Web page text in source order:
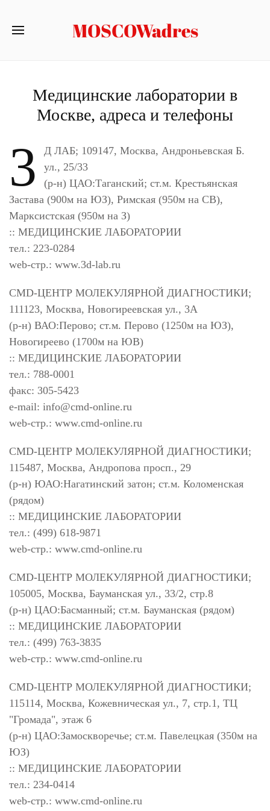
MOSCOWadres
Медицинские лаборатории в
Москве, адреса и телефоны
3
Д ЛАБ; 109147, Москва, Андроньевская Б.
ул., 25/33
(р-н) ЦАО:Таганский; ст.м. Крестьянская
Застава (900м на ЮЗ), Римская (950м на СВ),
Марксистская (950м на З)
:: МЕДИЦИНСКИЕ ЛАБОРАТОРИИ
тел.: 223-0284
web-стр.: www.3d-lab.ru
CMD-ЦЕНТР МОЛЕКУЛЯРНОЙ ДИАГНОСТИКИ;
111123, Москва, Новогиреевская ул., 3А
(р-н) ВАО:Перово; ст.м. Перово (1250м на ЮЗ),
Новогиреево (1700м на ЮВ)
:: МЕДИЦИНСКИЕ ЛАБОРАТОРИИ
тел.: 788-0001
факс: 305-5423
e-mail: info@cmd-online.ru
web-стр.: www.cmd-online.ru
CMD-ЦЕНТР МОЛЕКУЛЯРНОЙ ДИАГНОСТИКИ;
115487, Москва, Андропова просп., 29
(р-н) ЮАО:Нагатинский затон; ст.м. Коломенская
(рядом)
:: МЕДИЦИНСКИЕ ЛАБОРАТОРИИ
тел.: (499) 618-9871
web-стр.: www.cmd-online.ru
CMD-ЦЕНТР МОЛЕКУЛЯРНОЙ ДИАГНОСТИКИ;
105005, Москва, Бауманская ул., 33/2, стр.8
(р-н) ЦАО:Басманный; ст.м. Бауманская (рядом)
:: МЕДИЦИНСКИЕ ЛАБОРАТОРИИ
тел.: (499) 763-3835
web-стр.: www.cmd-online.ru
CMD-ЦЕНТР МОЛЕКУЛЯРНОЙ ДИАГНОСТИКИ;
115114, Москва, Кожевническая ул., 7, стр.1, ТЦ
"Громада", этаж 6
(р-н) ЦАО:Замоскворечье; ст.м. Павелецкая (350м на
ЮЗ)
:: МЕДИЦИНСКИЕ ЛАБОРАТОРИИ
тел.: 234-0414
web-стр.: www.cmd-online.ru